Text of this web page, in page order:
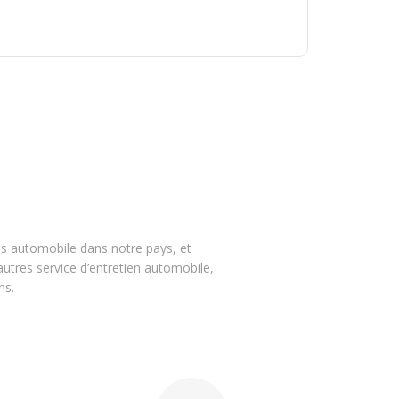
automobile dans notre pays, et
service d’entretien automobile,